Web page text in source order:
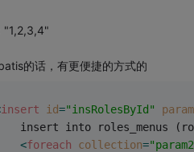
"1,2,3,4"
的话，有更便捷的方式的
insert id="insRolesById"
insert into roles_menus
<foreach collection=